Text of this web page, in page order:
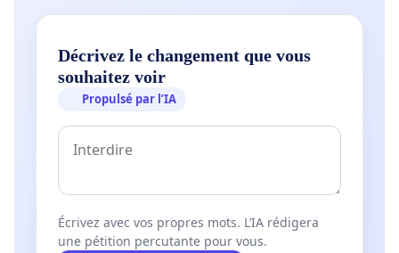
Décrivez le changement que vous
souhaitez voir
Propulsé par l’IA
Écrivez avec vos propres mots. L’IA rédigera
une pétition percutante pour vous.